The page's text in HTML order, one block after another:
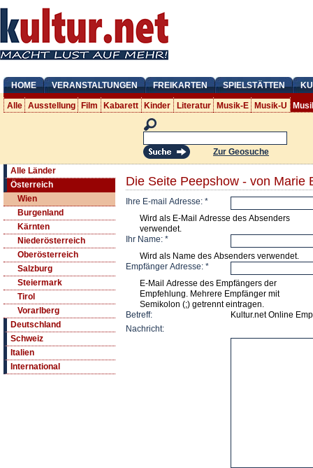
HOME VERANSTALTUNGEN FREIKARTEN SPIELSTÄTTEN
Alle Ausstellung Film Kabarett Kinder Literatur Musik-E Musik-U
Zur Geosuche
Alle Länder
Österreich
Wien
Burgenland
Kärnten
Niederösterreich
Oberösterreich
Salzburg
Steiermark
Tirol
Vorarlberg
Deutschland
Schweiz
Italien
International
Die Seite Peepshow - von Marie
Ihre E-mail Adresse: *
Wird als E-Mail Adresse des Absenders
verwendet.
Ihr Name: *
Wird als Name des Absenders verwendet.
Empfänger Adresse: *
E-Mail Adresse des Empfängers der
Empfehlung. Mehrere Empfänger mit
Semikolon (;) getrennt eintragen.
Betreff:
Kultur.net Online
Nachricht: